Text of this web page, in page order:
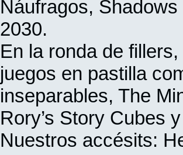
Náufragos,
2030.
En la ronda de
juegos en pastilla
inseparables, The
Rory’s Story Cubes
Nuestros accésits: